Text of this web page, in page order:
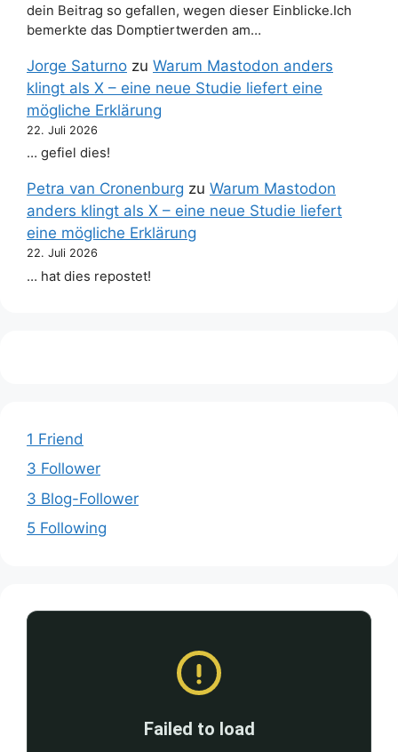
dein Beitrag so gefallen, wegen dieser Einblicke.Ich
bemerkte das Domptiertwerden am…
Jorge Saturno zu Warum Mastodon anders
klingt als X – eine neue Studie liefert eine
mögliche Erklärung
22. Juli 2026
… gefiel dies!
Petra van Cronenburg zu Warum Mastodon
anders klingt als X – eine neue Studie liefert
eine mögliche Erklärung
22. Juli 2026
… hat dies repostet!
1 Friend
3 Follower
3 Blog-Follower
5 Following